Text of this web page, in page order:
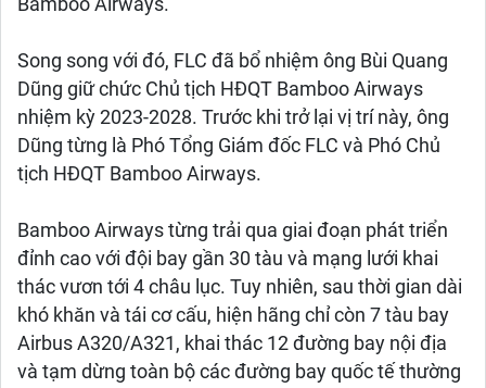
Bamboo Airways.
Song song với đó, FLC đã bổ nhiệm ông Bùi Quang
Dũng giữ chức Chủ tịch HĐQT Bamboo Airways
nhiệm kỳ 2023-2028. Trước khi trở lại vị trí này, ông
Dũng từng là Phó Tổng Giám đốc FLC và Phó Chủ
tịch HĐQT Bamboo Airways.
Bamboo Airways từng trải qua giai đoạn phát triển
đỉnh cao với đội bay gần 30 tàu và mạng lưới khai
thác vươn tới 4 châu lục. Tuy nhiên, sau thời gian dài
khó khăn và tái cơ cấu, hiện hãng chỉ còn 7 tàu bay
Airbus A320/A321, khai thác 12 đường bay nội địa
và tạm dừng toàn bộ các đường bay quốc tế thường